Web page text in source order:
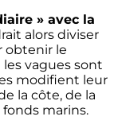
» avec la
alors diviser
obtenir le
les vagues sont
modifient leur
la côte, de la
marins.